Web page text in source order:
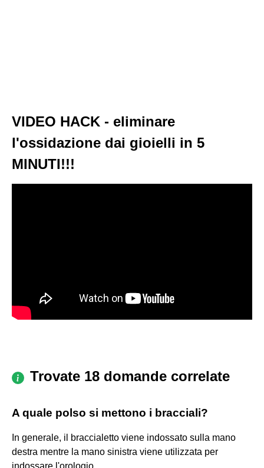
VIDEO HACK - eliminare
l'ossidazione dai gioielli in 5
MINUTI!!!
Trovate 18 domande correlate
A quale polso si mettono i bracciali?
In generale, il braccialetto viene indossato sulla mano
destra mentre la mano sinistra viene utilizzata per
indossare l'orologio.